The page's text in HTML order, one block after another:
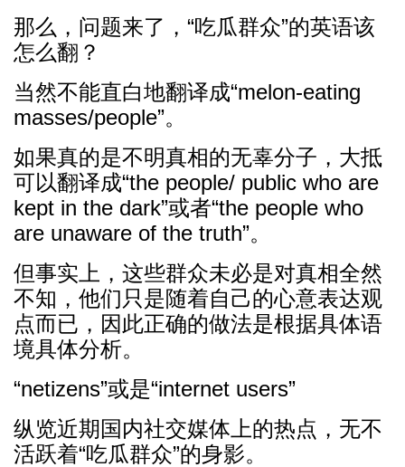
那么，问题来了，“吃瓜群众”的英语该
怎么翻？
当然不能直白地翻译成“melon-eating
masses/people”。
如果真的是不明真相的无辜分子，大抵
可以翻译成“the people/ public who are
kept in the dark”或者“the people who
are unaware of the truth”。
但事实上，这些群众未必是对真相全然
不知，他们只是随着自己的心意表达观
点而已，因此正确的做法是根据具体语
境具体分析。
“netizens”或是“internet users”
纵览近期国内社交媒体上的热点，无不
活跃着“吃瓜群众”的身影。